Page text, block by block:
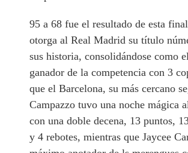
95 a 68 fue el resultado de esta
otorga al Real Madrid su título
sus historia, consolidándose como
ganador de la competencia con 3
que el Barcelona, su más cercano
Campazzo tuvo una noche mágica
con una doble decena, 13 puntos,
y 4 rebotes, mientras que Jaycee